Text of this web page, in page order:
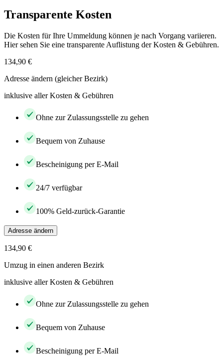
Transparente Kosten
Die Kosten für Ihre Ummeldung können je nach Vorgang variieren.
Hier sehen Sie eine transparente Auflistung der Kosten & Gebühren.
134,90 €
Adresse ändern (gleicher Bezirk)
inklusive aller Kosten & Gebühren
Ohne zur Zulassungsstelle zu gehen
Bequem von Zuhause
Bescheinigung per E-Mail
24/7 verfügbar
100% Geld-zurück-Garantie
Adresse ändern
134,90 €
Umzug in einen anderen Bezirk
inklusive aller Kosten & Gebühren
Ohne zur Zulassungsstelle zu gehen
Bequem von Zuhause
Bescheinigung per E-Mail